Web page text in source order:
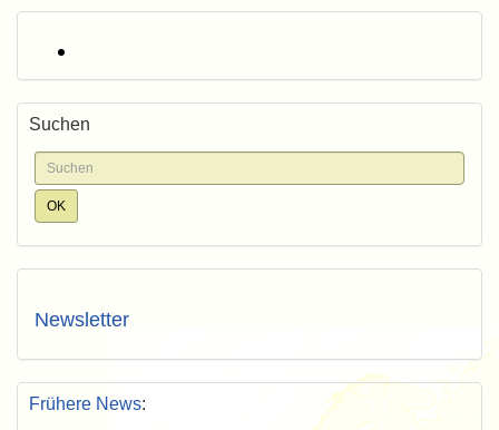
Suchen
Newsletter
Frühere News: